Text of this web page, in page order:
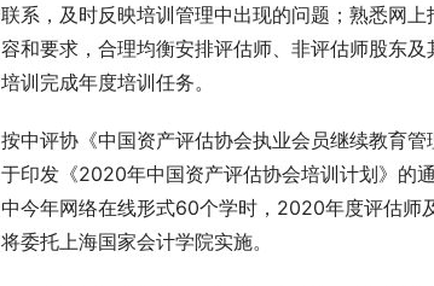
联系，及时反映培训管理中出现的问题；熟悉网
容和要求，合理均衡安排评估师、非评估师股东
培训完成年度培训任务。
按中评协《中国资产评估协会执业会员继续教育
于印发《2020年中国资产评估协会培训计划》的
中今年网络在线形式60个学时，2020年度评估师
将委托上海国家会计学院实施。